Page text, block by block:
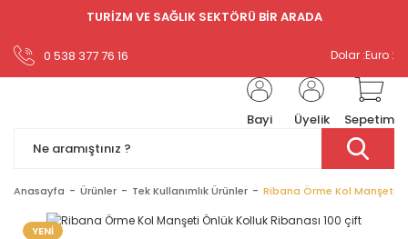
0 538 377 76 16
TURİZM VE SAĞLIK SEKTÖRÜ BİR ARADA
Dolar :Euro :
Bayi Üyelik Sepetim
Anasayfa Ürünler Tek Kullanımlık Ürünler Ribana Örme Kol Manşeti
YENİ